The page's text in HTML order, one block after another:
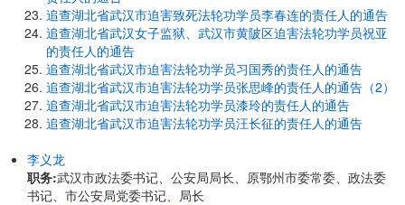
追查湖北省武汉市迫害致死法轮功学员李春连的责任人的通告
追查湖北省武汉女子监狱、武汉市黄陂区迫害法轮功学员祝亚
的责任人的通告
追查湖北省武汉市迫害法轮功学员习国秀的责任人的通告
追查湖北省武汉市迫害法轮功学员张思峰的责任人的通告（2）
追查湖北省武汉市迫害法轮功学员漆玲的责任人的通告
追查湖北省武汉市迫害法轮功学员汪长征的责任人的通告
李义龙
职务:武汉市政法委书记、公安局局长、原鄂州市委常委、政法委
书记、市公安局党委书记、局长